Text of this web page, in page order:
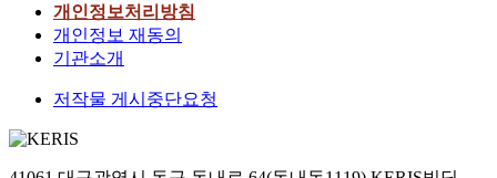
개인정보처리방침
개인정보 재동의
기관소개
저작물 게시중단요청